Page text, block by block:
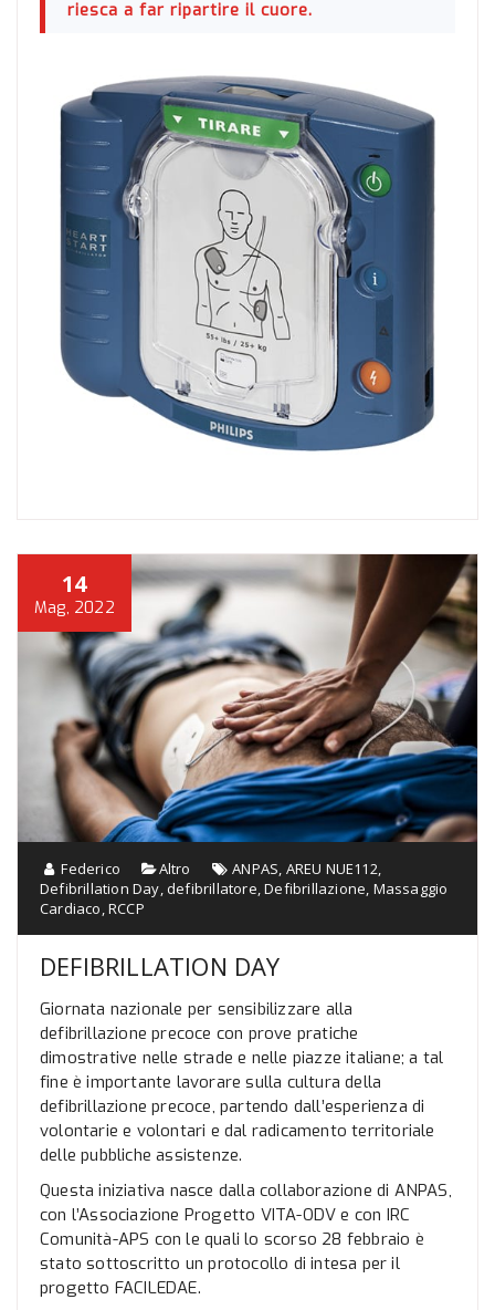
riesca a far ripartire il cuore.
14
Mag, 2022
Federico Altro ANPAS, AREU NUE112,
Defibrillation Day,defibrillatore,Defibrillazione, Massaggio
Cardiaco,RCCP
DEFIBRILLATION DAY
Giornata nazionale per sensibilizzare alla
defibrillazione precoce con prove pratiche
dimostrative nelle strade e nelle piazze italiane; a tal
fine è importante lavorare sulla cultura della
defibrillazione precoce, partendo dall’esperienza di
volontarie e volontari e dal radicamento territoriale
delle pubbliche assistenze.
Questa iniziativa nasce dalla collaborazione di ANPAS,
con l’Associazione Progetto VITA-ODV e con IRC
Comunità-APS con le quali lo scorso 28 febbraio è
stato sottoscritto un protocollo di intesa per il
progetto FACILEDAE.